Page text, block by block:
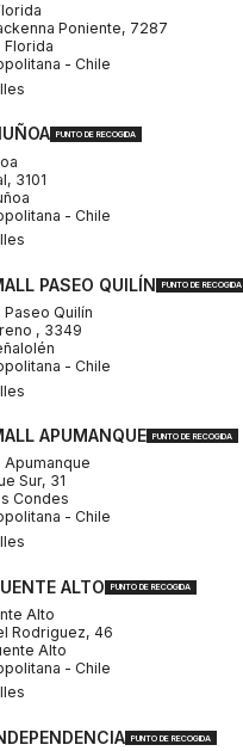
Poniente, 7287
Florida
- Chile
PUNTO DE RECOGIDA
3101
- Chile
PASEO QUILÍN PUNTO DE RECOGIDA
Paseo Quilín
, 3349
- Chile
APUMANQUE PUNTO DE RECOGIDA
Apumanque
Sur, 31
Condes
- Chile
ALTO PUNTO DE RECOGIDA
Alto
Rodriguez, 46
Alto
- Chile
PUNTO DE RECOGIDA